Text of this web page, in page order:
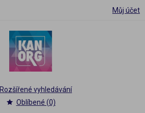
Můj účet
Rozšířené vyhledávání
Oblíbené (0)